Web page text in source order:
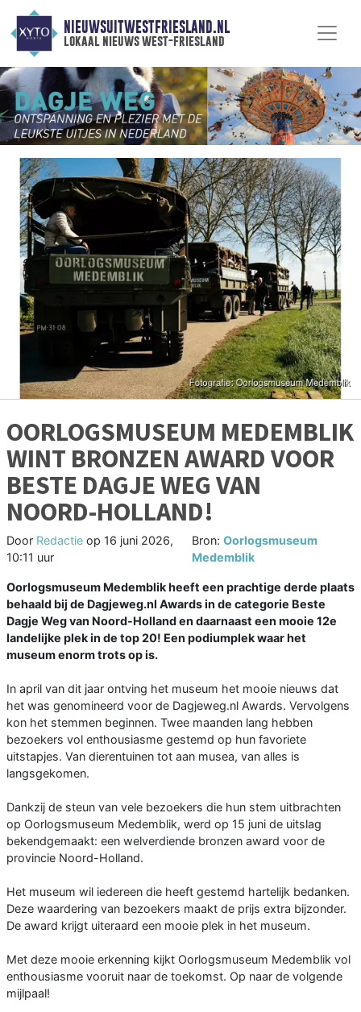
NIEUWSUITWESTFRIESLAND.NL
lokaal nieuws west-friesland
OORLOGSMUSEUM MEDEMBLIK
WINT BRONZEN AWARD VOOR
BESTE DAGJE WEG VAN
NOORD-HOLLAND!
Door Redactie op 16 juni 2026,
10:11 uur
Bron:Oorlogsmuseum
Medemblik
Oorlogsmuseum Medemblik heeft een prachtige derde plaats
behaald bij de Dagjeweg.nl Awards in de categorie Beste
Dagje Weg van Noord-Holland en daarnaast een mooie 12e
landelijke plek in de top 20! Een podiumplek waar het
museum enorm trots op is.
In april van dit jaar ontving het museum het mooie nieuws dat
het was genomineerd voor de Dagjeweg.nl Awards. Vervolgens
kon het stemmen beginnen. Twee maanden lang hebben
bezoekers vol enthousiasme gestemd op hun favoriete
uitstapjes. Van dierentuinen tot aan musea, van alles is
langsgekomen.
Dankzij de steun van vele bezoekers die hun stem uitbrachten
op Oorlogsmuseum Medemblik, werd op 15 juni de uitslag
bekendgemaakt: een welverdiende bronzen award voor de
provincie Noord-Holland.
Het museum wil iedereen die heeft gestemd hartelijk bedanken.
Deze waardering van bezoekers maakt de prijs extra bijzonder.
De award krijgt uiteraard een mooie plek in het museum.
Met deze mooie erkenning kijkt Oorlogsmuseum Medemblik vol
enthousiasme vooruit naar de toekomst. Op naar de volgende
mijlpaal!